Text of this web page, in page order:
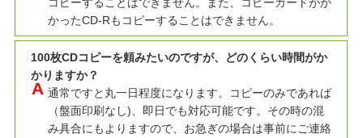
かったCD-Rもコピーすることはできません。
100枚CDコピーを頼みたいのですが、どのくらい時間がか
かりますか？
通常ですと丸一日程度になります。コピーのみであれば
（盤面印刷なし)、即日でも対応可能です。その時の混
み具合にもよりますので、お急ぎの場合は事前にご連絡